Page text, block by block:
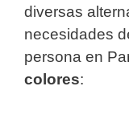
diversas
necesidades
persona en
colores: